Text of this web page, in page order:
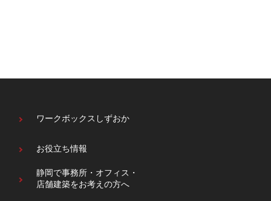
ワークボックスしずおか
お役立ち情報
静岡で事務所・オフィス・
店舗建築をお考えの方へ